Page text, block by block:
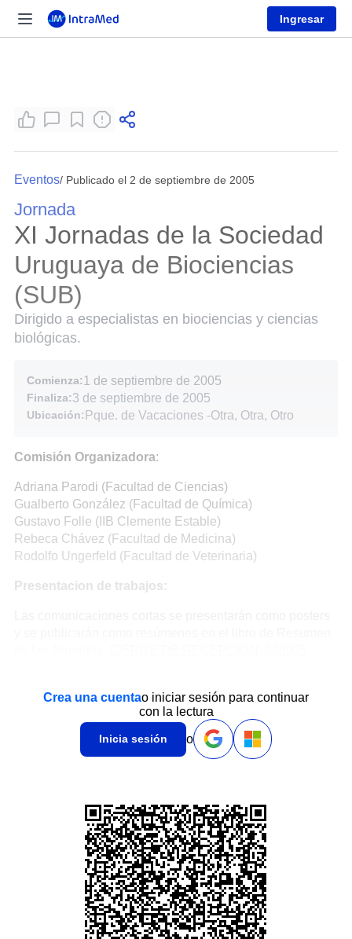
Ingresar
Eventos/ Publicado el 2 de septiembre de 2005
Jornada
XI Jornadas de la Sociedad
Uruguaya de Biociencias
(SUB)
Dirigido a especialistas en biociencias y ciencias
biológicas.
Comienza:1 de septiembre de 2005
Finaliza:3 de septiembre de 2005
Ubicación: Pque. de Vacaciones -Otra, Otra, Otro
Comisión Organizadora:
Adriana Parodi (Facultad de Ciencias)
Gualberto González (Facultad de Química)
Gustavo Folle (IIB Clemente Estable)
Rebeca Chávez (Facultad de Medicina)
Rodolfo Ungerfeld (Facultad de Veterinaria)
Presentacion de trabajos:
Crea una cuentao iniciar sesión para continuar
con la lectura
Inicia sesión o